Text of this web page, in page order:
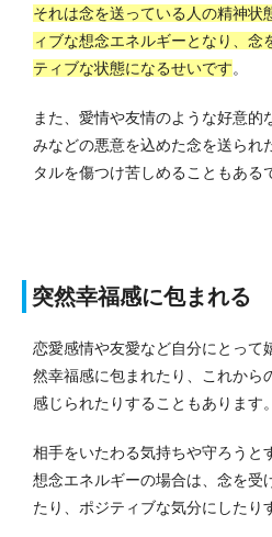
それは念を送っている人の精神状
ィブな想念エネルギーとなり、念
ティブな状態になるせいです。
また、愛情や友情のような好意的
みなどの悪意を込めた念を送られ
タルを傷つけ苦しめることもある
突然幸福感に包まれる
恋愛感情や友愛など自分にとって
然幸福感に包まれたり、これから
感じられたりすることもあります。
相手をいたわる気持ちや守ろうと
想念エネルギーの場合は、念を受
たり、ポジティブな気分にしたり